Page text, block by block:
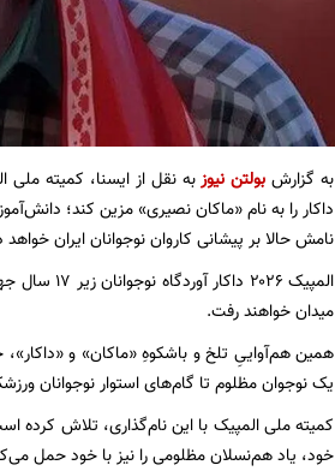
به گزارش بولتن نیوز
داکار را به نام «ماکان نصیری» مزین کند؛
نامش حالا بر پیشانی کاروان نوجوانان ایران
المپیک
میدان خواهند رفت.
همین هم‌آواییِ تلخ و باشکوهِ «ماکان» و «داکار»،
یک نوجوان مظلوم تا گام‌های استوار نوجوانان
کمیته ملی المپیک با این نام‌گذاری، تلاش کرده
خود، یاد هم‌نسلان مظلومی را نیز با خود حمل